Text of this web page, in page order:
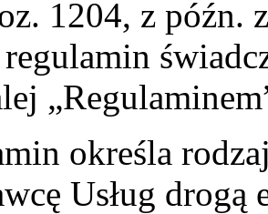
1204, z późn.
określa
Usług